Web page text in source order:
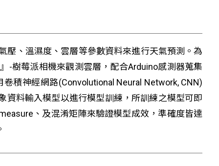
壓、溫濕度、雲層等參數資料來進行天氣預測。為
-樹莓派相機來觀測雲層，配合Arduino感測器蒐集
積神經網路(Convolutional Neural Network, CNN)
資料輸入模型以進行模型訓練，所訓練之模型可即
、及混淆矩陣來驗證模型成效，準確度皆達